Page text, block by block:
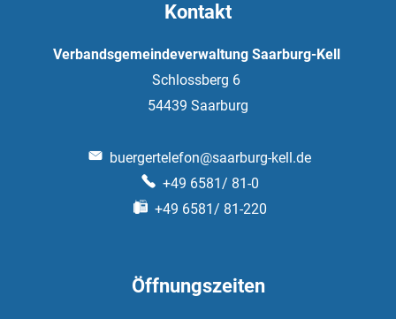
Kontakt
Verbandsgemeindeverwaltung Saarburg-Kell
Schlossberg 6
54439 Saarburg
buergertelefon@saarburg-kell.de
+49 6581/ 81-0
+49 6581/ 81-220
Öffnungszeiten